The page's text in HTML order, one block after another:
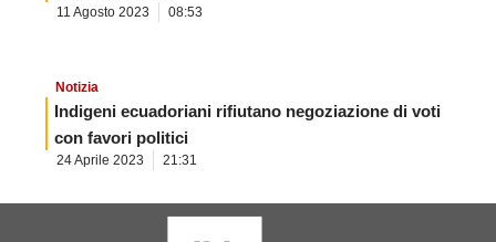
11 Agosto 2023 08:53
Notizia
Indigeni ecuadoriani rifiutano negoziazione di voti
con favori politici
24 Aprile 2023 21:31